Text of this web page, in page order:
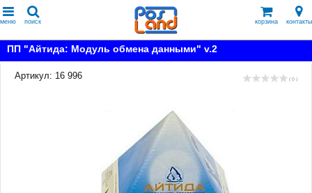
меню поиск корзина контакты
ПП "Айтида: Модуль обмена данными" v.2
Артикул: 16 996 ( 0 )